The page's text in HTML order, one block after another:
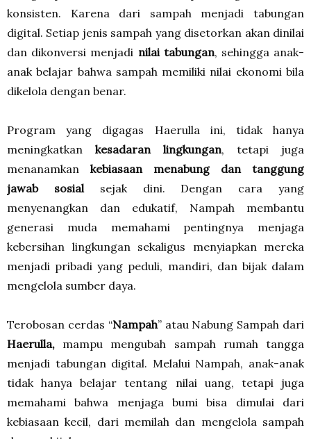
konsisten. Karena dari sampah menjadi tabungan
digital. Setiap jenis sampah yang disetorkan akan dinilai
dan dikonversi menjadi nilai tabungan, sehingga anak-
anak belajar bahwa sampah memiliki nilai ekonomi bila
dikelola dengan benar.
Program yang digagas Haerulla ini, tidak hanya
meningkatkan kesadaran lingkungan, tetapi juga
menanamkan kebiasaan menabung dan tanggung
jawab sosialsejak dini. Dengan cara yang
menyenangkan dan edukatif, Nampah membantu
generasi muda memahami pentingnya menjaga
kebersihan lingkungan sekaligus menyiapkan mereka
menjadi pribadi yang peduli, mandiri, dan bijak dalam
mengelola sumber daya.
Terobosan cerdas “Nampah” atau Nabung Sampah dari
Haerulla, mampu mengubah sampah rumah tangga
menjadi tabungan digital. Melalui Nampah, anak-anak
tidak hanya belajar tentang nilai uang, tetapi juga
memahami bahwa menjaga bumi bisa dimulai dari
kebiasaan kecil, dari memilah dan mengelola sampah